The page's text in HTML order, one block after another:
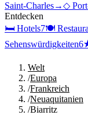
Saint-Charles→◇
Entdecken
🛏 Hotels7🍽
Sehenswürdigkeiten6
Welt
/Europa
/Frankreich
/Neuaquitanien
/Biarritz